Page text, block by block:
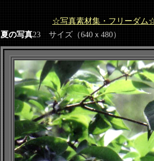
☆写真素材集・フリーダム
夏の写真23 サイズ（640ｘ480）